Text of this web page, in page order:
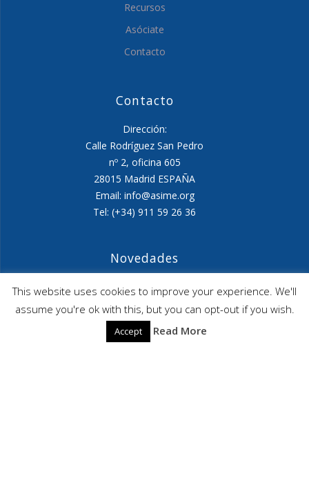
Recursos
Asóciate
Contacto
Contacto
Dirección:
Calle Rodríguez San Pedro
nº 2, oficina 605
28015 Madrid ESPAÑA
Email: info@asime.org
Tel: (+34) 911 59 26 36
Novedades
Agenda ASIME-Ultimo trimestre 2026
ASIME celebrará en diciembre una nueva edición de
sus jornadas
This website uses cookies to improve your experience. We'll
assume you're ok with this, but you can opt-out if you wish.
Accept Read More